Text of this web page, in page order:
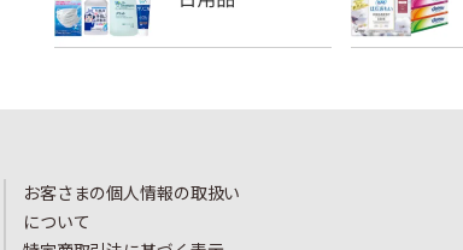
お客さまの個人情報の取扱い
について